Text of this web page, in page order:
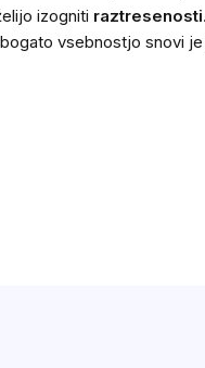
izogniti raztresenosti
vsebnostjo snovi